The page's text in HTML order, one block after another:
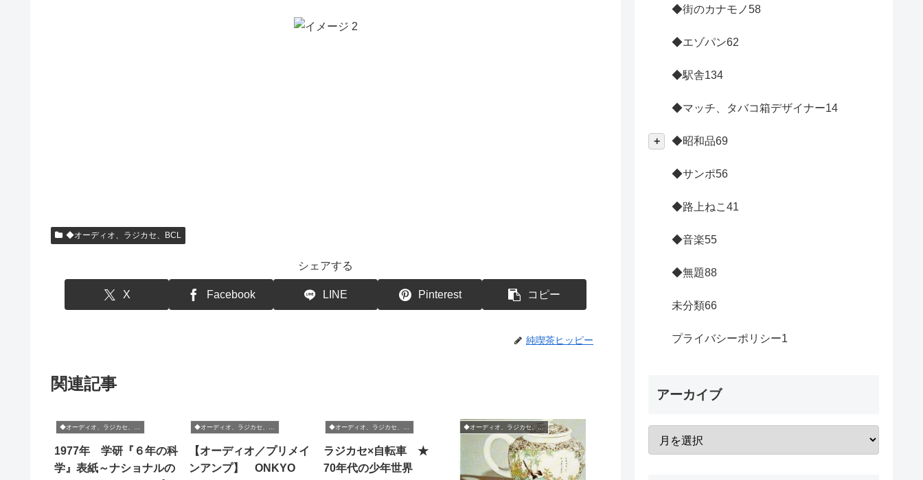
◆オーディオ、ラジカセ、BCL
シェアする
X Facebook LINE Pinterest コピー
純喫茶ヒッピー
関連記事
◆オーディオ、ラジカセ、BCL
1977年 学研『６年の科
学』表紙～ナショナルの
◆オーディオ、ラジカセ、BCL
【オーディオ／プリメイ
ンアンプ】 ONKYO
◆オーディオ、ラジカセ、BCL
ラジカセ×自転車 ★
70年代の少年世界
◆オーディオ、ラジカセ、BCL
◆街のカナモノ58
◆エゾパン62
◆駅舎134
◆マッチ、タバコ箱デザイナー14
◆昭和品69
◆サンポ56
◆路上ねこ 41
◆音楽55
◆無題88
未分類66
プライバシーポリシー1
アーカイブ